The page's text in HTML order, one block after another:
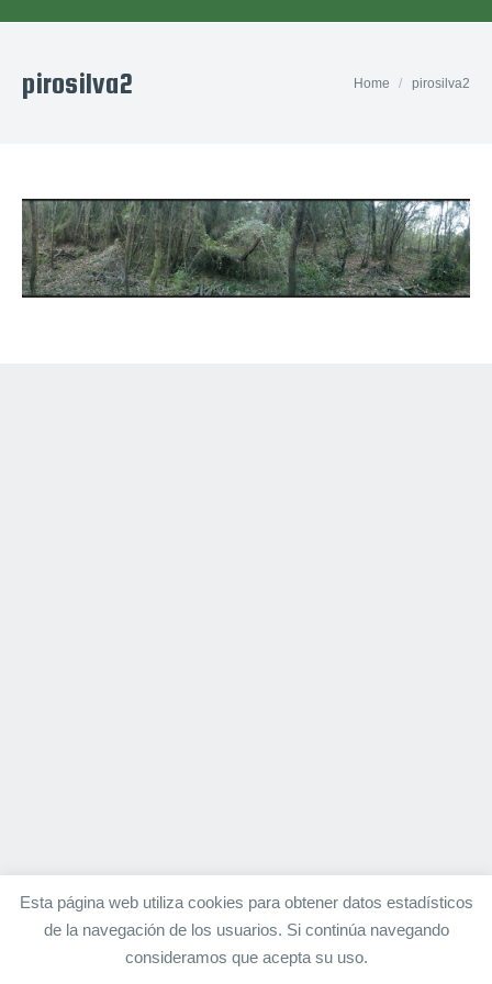
pirosilva2 Home pirosilva2
Esta página web utiliza cookies para obtener datos estadísticos
de la navegación de los usuarios. Si continúa navegando
consideramos que acepta su uso.